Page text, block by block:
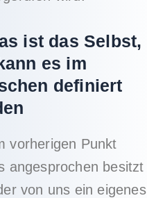
ist das Selbst,
es im
definiert
vorherigen Punkt
angesprochen besitzt
von uns ein eigenes